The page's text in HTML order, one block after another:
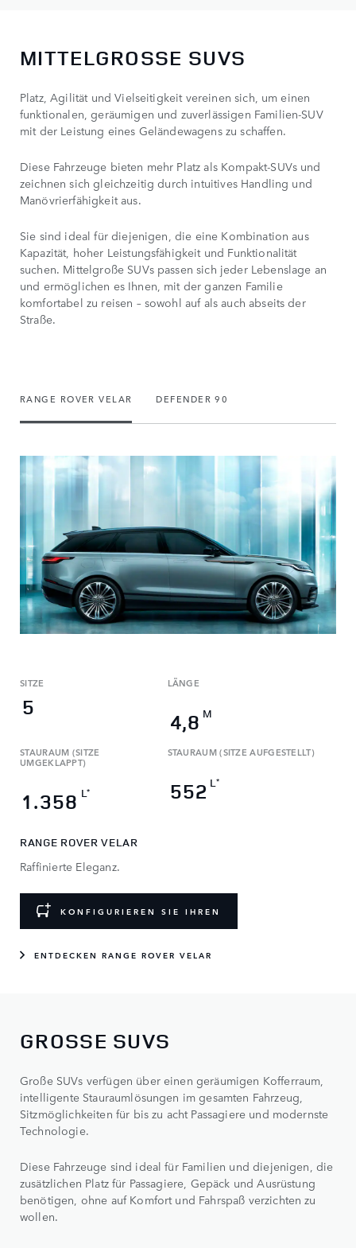
MITTELGROSSE SUVS
Platz, Agilität und Vielseitigkeit vereinen sich, um einen
funktionalen, geräumigen und zuverlässigen Familien-SUV
mit der Leistung eines Geländewagens zu schaffen.
Diese Fahrzeuge bieten mehr Platz als Kompakt-SUVs und
zeichnen sich gleichzeitig durch intuitives Handling und
Manövrierfähigkeit aus.
Sie sind ideal für diejenigen, die eine Kombination aus
Kapazität, hoher Leistungsfähigkeit und Funktionalität
suchen. Mittelgroße SUVs passen sich jeder Lebenslage an
und ermöglichen es Ihnen, mit der ganzen Familie
komfortabel zu reisen – sowohl auf als auch abseits der
Straße.
RANGE ROVER VELAR DEFENDER 90
SITZE
5
LÄNGE
4,8 M
STAURAUM (SITZE
UMGEKLAPPT)
1.358 L*
STAURAUM (SITZE AUFGESTELLT)
552 L*
RANGE ROVER VELAR
Raffinierte Eleganz.
KONFIGURIEREN SIE IHREN
ENTDECKEN RANGE ROVER VELAR
GROSSE SUVS
Große SUVs verfügen über einen geräumigen Kofferraum,
intelligente Stauraumlösungen im gesamten Fahrzeug,
Sitzmöglichkeiten für bis zu acht Passagiere und modernste
Technologie.
Diese Fahrzeuge sind ideal für Familien und diejenigen, die
zusätzlichen Platz für Passagiere, Gepäck und Ausrüstung
benötigen, ohne auf Komfort und Fahrspaß verzichten zu
wollen.